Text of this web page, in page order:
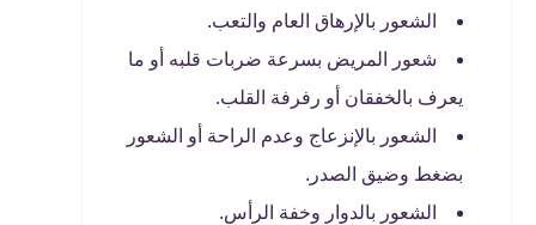
الشعور بالإرهاق العام والتعب.
شعور المريض بسرعة ضربات قلبه أو ما
يعرف بالخفقان أو رفرفة القلب.
الشعور بالإنزعاج وعدم الراحة أو الشعور
بضغط وضيق الصدر.
الشعور بالدوار وخفة الرأس.